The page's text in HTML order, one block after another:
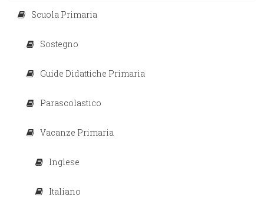
Scuola Primaria
Sostegno
Guide Didattiche Primaria
Parascolastico
Vacanze Primaria
Inglese
Italiano